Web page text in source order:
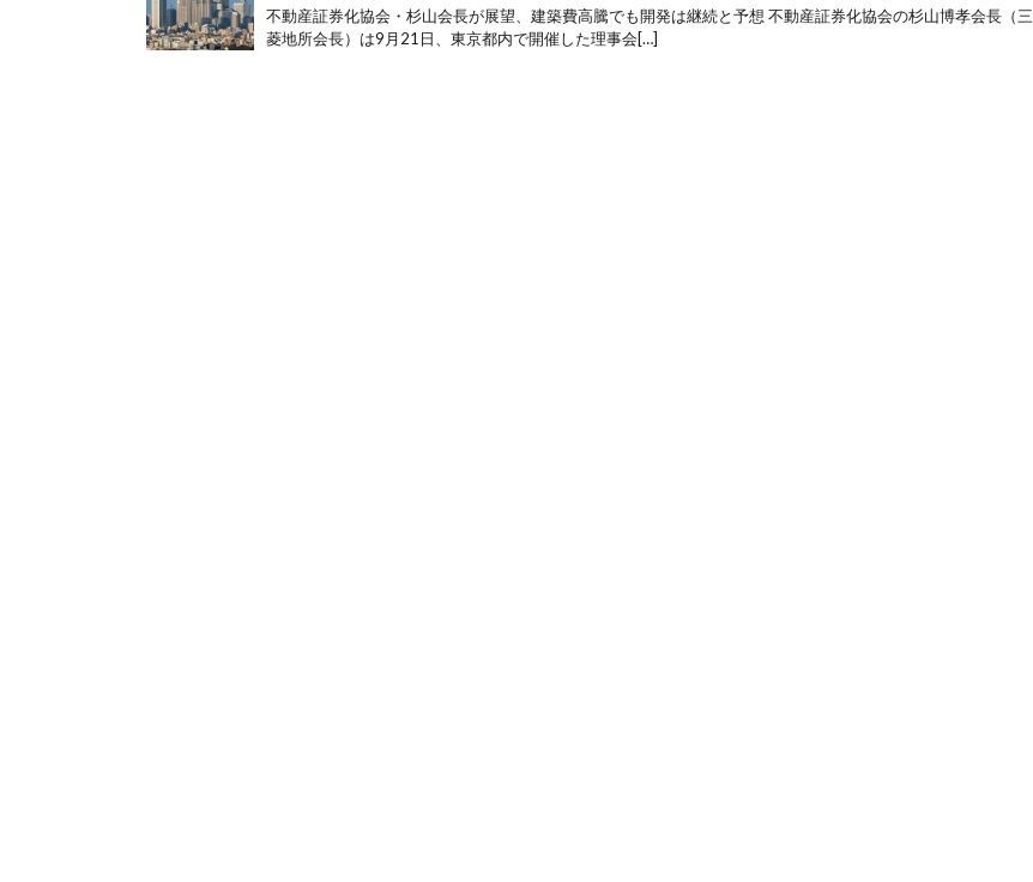
不動産証券化協会・杉山会長が展望、建築費高騰でも開発は継続と予想 不動産証券化協会の杉山博孝会長（三
菱地所会長）は9月21日、東京都内で開催した理事会[…]